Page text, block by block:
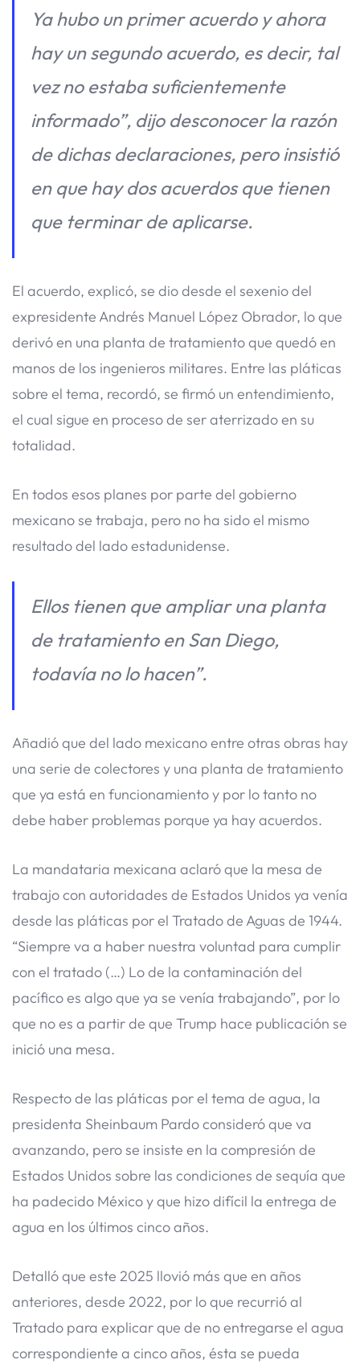
Ya hubo un primer acuerdo y ahora
hay un segundo acuerdo, es decir, tal
vez no estaba suficientemente
informado”, dijo desconocer la razón
de dichas declaraciones, pero insistió
en que hay dos acuerdos que tienen
que terminar de aplicarse.
El acuerdo, explicó, se dio desde el sexenio del
expresidente Andrés Manuel López Obrador, lo que
derivó en una planta de tratamiento que quedó en
manos de los ingenieros militares. Entre las pláticas
sobre el tema, recordó, se firmó un entendimiento,
el cual sigue en proceso de ser aterrizado en su
totalidad.
En todos esos planes por parte del gobierno
mexicano se trabaja, pero no ha sido el mismo
resultado del lado estadunidense.
Ellos tienen que ampliar una planta
de tratamiento en San Diego,
todavía no lo hacen”.
Añadió que del lado mexicano entre otras obras hay
una serie de colectores y una planta de tratamiento
que ya está en funcionamiento y por lo tanto no
debe haber problemas porque ya hay acuerdos.
La mandataria mexicana aclaró que la mesa de
trabajo con autoridades de Estados Unidos ya venía
desde las pláticas por el Tratado de Aguas de 1944.
“Siempre va a haber nuestra voluntad para cumplir
con el tratado (…) Lo de la contaminación del
pacífico es algo que ya se venía trabajando”, por lo
que no es a partir de que Trump hace publicación se
inició una mesa.
Respecto de las pláticas por el tema de agua, la
presidenta Sheinbaum Pardo consideró que va
avanzando, pero se insiste en la compresión de
Estados Unidos sobre las condiciones de sequía que
ha padecido México y que hizo difícil la entrega de
agua en los últimos cinco años.
Detalló que este 2025 llovió más que en años
anteriores, desde 2022, por lo que recurrió al
Tratado para explicar que de no entregarse el agua
correspondiente a cinco años, ésta se pueda